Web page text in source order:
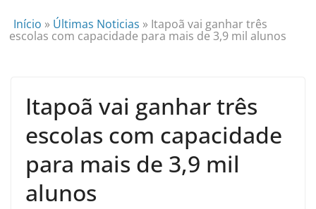
Início » Últimas Noticias » Itapoã vai ganhar três
escolas com capacidade para mais de 3,9 mil alunos
Itapoã vai ganhar três
escolas com capacidade
para mais de 3,9 mil
alunos